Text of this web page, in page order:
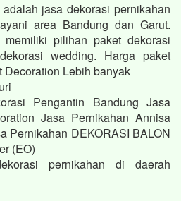
jasa dekorasi pernikahan
area Bandung dan Garut.
pilihan paket dekorasi
wedding. Harga paket
Lebih banyak
Pengantin Bandung Jasa
Jasa Pernikahan Annisa
Pernikahan DEKORASI BALON
(EO)
pernikahan di daerah